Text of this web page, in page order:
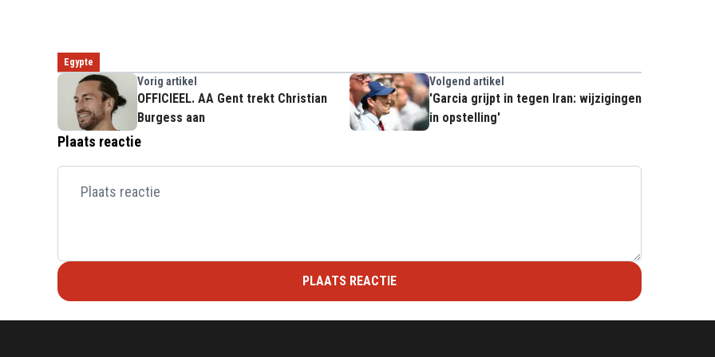
Egypte
Vorig artikel
OFFICIEEL. AA Gent trekt Christian
Burgess aan
Volgend artikel
'Garcia grijpt in tegen Iran: wijzigingen
in opstelling'
Plaats reactie
PLAATS REACTIE